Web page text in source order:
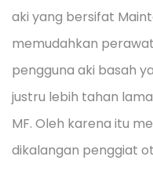
aki yang bersifat
memudahkan
pengguna aki basah
justru lebih tahan
MF. Oleh karena itu
dikalangan penggiat